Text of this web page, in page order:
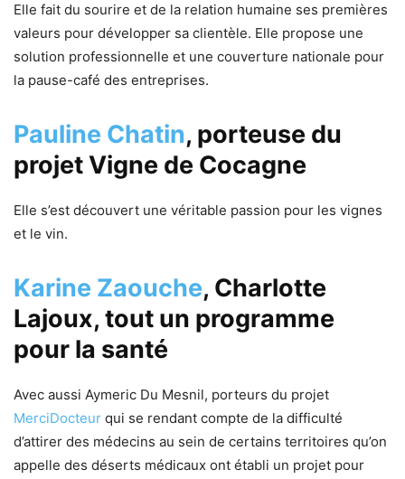
Elle fait du sourire et de la relation humaine ses premières
valeurs pour développer sa clientèle. Elle propose une
solution professionnelle et une couverture nationale pour
la pause-café des entreprises.
Pauline Chatin, porteuse du
projet Vigne de Cocagne
Elle s’est découvert une véritable passion pour les vignes
et le vin.
Karine Zaouche, Charlotte
Lajoux, tout un programme
pour la santé
Avec aussi Aymeric Du Mesnil, porteurs du projet
MerciDocteur qui se rendant compte de la difficulté
d’attirer des médecins au sein de certains territoires qu’on
appelle des déserts médicaux ont établi un projet pour